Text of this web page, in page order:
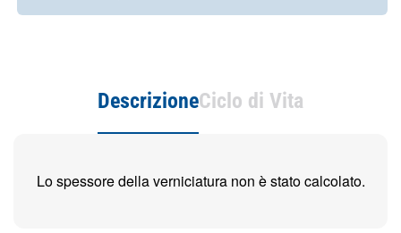
DescrizioneCiclo di Vita
Lo spessore della verniciatura non è stato calcolato.